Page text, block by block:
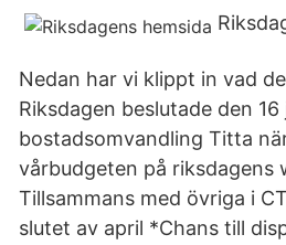
Nedan har vi klippt in vad
Riksdagen beslutade den
bostadsomvandling Titta
vårbudgeten på riksdagens
Tillsammans med övriga i
slutet av april *Chans till